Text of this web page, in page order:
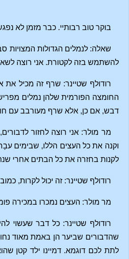
בוקר טוב רבותיי. כבר מזמן לא
שאלה: לנמלים הגדולות המצויות
להשתמש בזה לקטורת. אני רוצה
רודולף שטיינר: שרף זה מכיל
החומצה הפורמית שלהן נמלים
דבש, אם כן, אלא שרף מעורבב עם
מר מולר: אני רוצה לחזור
וקנה את כל העצים הללו, שבימים
לקנות בחזרה את כל הבתים אחרי
רודולף שטיינר: זה יכול לקרות,
מר מולר: העצים נמכרו במכירה
רודולף שטיינר: כל דבר שעשוי
שהדבורים שביער הן באמת מאוד
לתת לכם דוגמא. דמיינו ילד קטן